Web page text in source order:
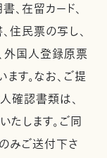
、在留カード、
住民票の写し、
外国人登録原票
す。なお、ご提
確認書類は、
たします。ご同
みご送付下さ